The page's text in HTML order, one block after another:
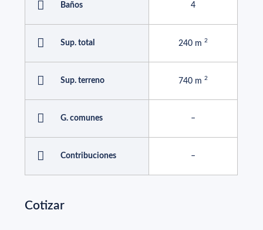
Baños 4
Sup. total 240 m
Sup. terreno 740 m
G. comunes –
Contribuciones –
Cotizar